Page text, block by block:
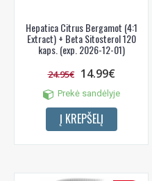
Hepatica Citrus Bergamot (4:1
Extract) + Beta Sitosterol 120
kaps. (exp. 2026-12-01)
24.95€ 14.99€
Prekė sandėlyje
Į KREPŠELĮ